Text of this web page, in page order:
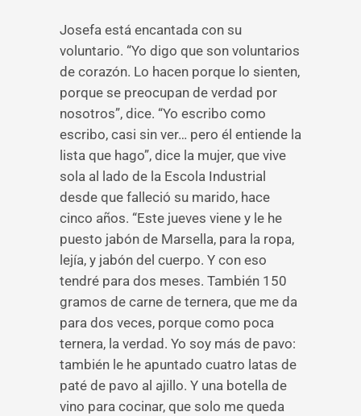
Josefa está encantada con su
voluntario. “Yo digo que son voluntarios
de corazón. Lo hacen porque lo sienten,
porque se preocupan de verdad por
nosotros”, dice. “Yo escribo como
escribo, casi sin ver… pero él entiende la
lista que hago”, dice la mujer, que vive
sola al lado de la Escola Industrial
desde que falleció su marido, hace
cinco años. “Este jueves viene y le he
puesto jabón de Marsella, para la ropa,
lejía, y jabón del cuerpo. Y con eso
tendré para dos meses. También 150
gramos de carne de ternera, que me da
para dos veces, porque como poca
ternera, la verdad. Yo soy más de pavo:
también le he apuntado cuatro latas de
paté de pavo al ajillo. Y una botella de
vino para cocinar, que solo me queda